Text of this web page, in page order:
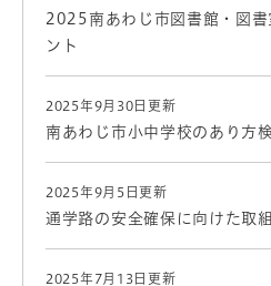
2025南あわじ市図書館・図
ント
2025年9月30日更新
南あわじ市小中学校のあり方
2025年9月5日更新
通学路の安全確保に向けた取
2025年7月13日更新